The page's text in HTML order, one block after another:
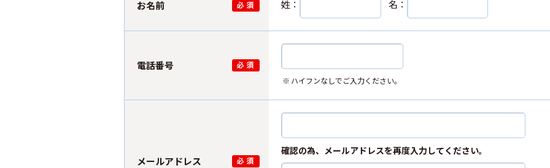
お名前 姓： 名：
電話番号
ハイフンなしでご入力ください。
メールアドレス
確認の為、メールアドレスを再度入力してください。